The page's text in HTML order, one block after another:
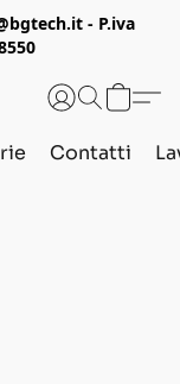
- P.iva
Contatti